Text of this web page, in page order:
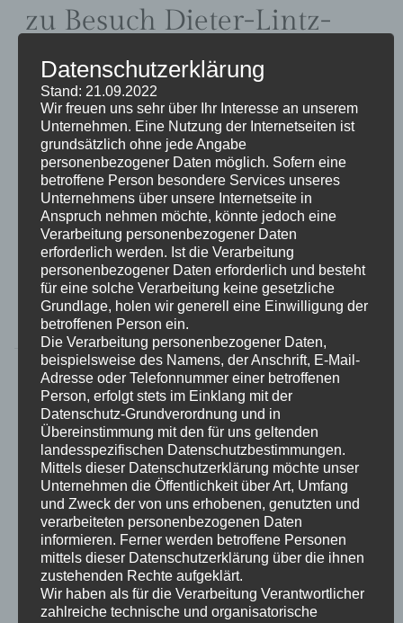
zu Besuch Dieter-Lintz-
Stiftung: Opernsänger
Franz Grundheber tritt mit
Trierer Gesangsklasse auf
Ein Weltstar zu Besuch Dieter-Lintz-Stiftung:
Opernsänger Franz Grundheber tritt mit Trierer
Gesangsklasse auf Artikel „Trierischer Volksfreund“
vom 20.10.2016 von Stefanie Braun (Trier/Hamburg)
Er blickt auf […]
Weiterlesen »
07.11.2016 – Neun mal
Paul Potts und ein Trierer
Weltstar Opernsänger
Franz Grundheber singt
mit Trierer
Nachwuchskünstlern im
Datenschutzerklärung
Stand: 21.09.2022
Wir freuen uns sehr über Ihr Interesse an unserem
Unternehmen. Eine Nutzung der Internetseiten ist
grundsätzlich ohne jede Angabe
personenbezogener Daten möglich. Sofern eine
betroffene Person besondere Services unseres
Unternehmens über unsere Internetseite in
Anspruch nehmen möchte, könnte jedoch eine
Verarbeitung personenbezogener Daten
erforderlich werden. Ist die Verarbeitung
personenbezogener Daten erforderlich und besteht
für eine solche Verarbeitung keine gesetzliche
Grundlage, holen wir generell eine Einwilligung der
betroffenen Person ein.
Die Verarbeitung personenbezogener Daten,
beispielsweise des Namens, der Anschrift, E-Mail-
Adresse oder Telefonnummer einer betroffenen
Person, erfolgt stets im Einklang mit der
Datenschutz-Grundverordnung und in
Übereinstimmung mit den für uns geltenden
landesspezifischen Datenschutzbestimmungen.
Mittels dieser Datenschutzerklärung möchte unser
Unternehmen die Öffentlichkeit über Art, Umfang
und Zweck der von uns erhobenen, genutzten und
verarbeiteten personenbezogenen Daten
informieren. Ferner werden betroffene Personen
mittels dieser Datenschutzerklärung über die ihnen
zustehenden Rechte aufgeklärt.
Wir haben als für die Verarbeitung Verantwortlicher
zahlreiche technische und organisatorische